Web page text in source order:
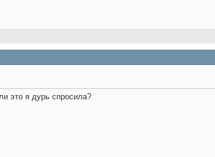
это я дурь спросила?